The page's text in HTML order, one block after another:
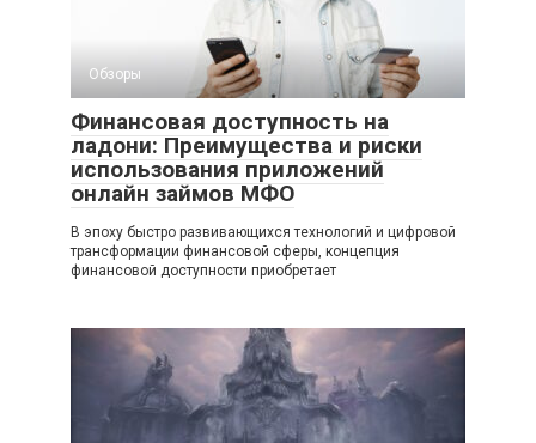
Обзоры
Финансовая доступность на
ладони: Преимущества и риски
использования приложений
онлайн займов МФО
В эпоху быстро развивающихся технологий и цифровой
трансформации финансовой сферы, концепция
финансовой доступности приобретает